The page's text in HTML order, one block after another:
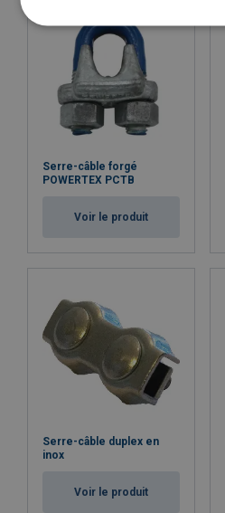
Serre-câble forgé
POWERTEX PCTB
Voir le produit
Serre-câble duplex en
inox
Voir le produit